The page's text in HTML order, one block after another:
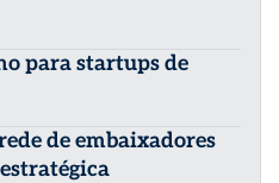
para startups de
de embaixadores